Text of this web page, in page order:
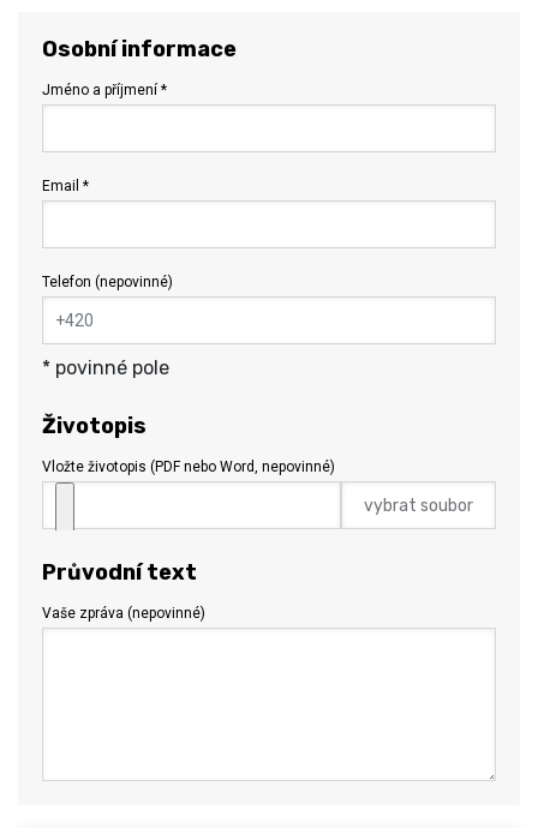
Osobní informace
Jméno a příjmení *
Email *
Telefon (nepovinné)
* povinné pole
Životopis
Vložte životopis (PDF nebo Word, nepovinné)
vybrat soubor
Průvodní text
Vaše zpráva (nepovinné)